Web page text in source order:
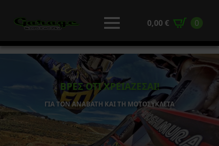
0,00 € 0
ΒΡΕΣ ΟΤΙ ΧΡΕΙΑΖΕΣΑΙ!
ΓΙΑ ΤΟΝ ΑΝΑΒΑΤΗ ΚΑΙ ΤΗ ΜΟΤΟΣΥΚΛΕΤΑ